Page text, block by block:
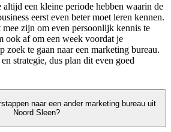
altijd een kleine periode hebben waarin de
eerst even beter moet leren kennen.
mee zijn om even persoonlijk kennis te
ook af om een week voordat je
zoek te gaan naar een marketing bureau.
strategie, dus plan dit even goed
naar een ander marketing bureau uit
Noord Sleen?